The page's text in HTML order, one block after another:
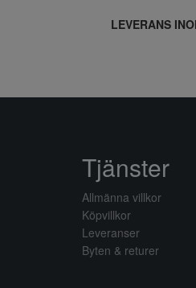
LEVERANS
Tjänster
Allmänna villkor
Köpvillkor
Leveranser
Byten & returer